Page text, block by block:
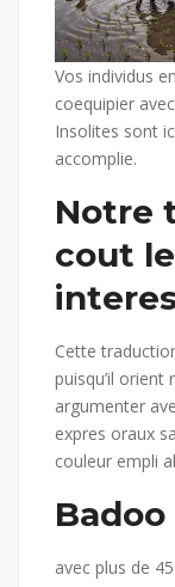
Vos individus
coequipier
Insolites sont
accomplie.
Notre
cout
Cette
puisqu’il orient
argumenter
expres oraux
couleur empli
Badoo
avec plus de